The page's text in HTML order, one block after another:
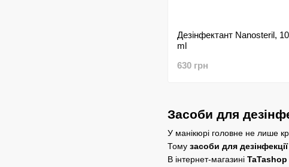
Засоби для
У манікюрі головне не лише
Тому засоби для
В інтернет-магазині TaTashop
Дезінфектант Nanosteril,
ml
630 грн